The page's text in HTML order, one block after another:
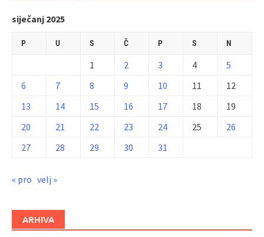
siječanj 2025
P U S Č P S N
1 2 3 4
5
6
7 8 9 10 11
12
13
14 15 16 17 18
19
20
21 22 23 24 25
26
27
28 29 30 31
« pro velj »
ARHIVA